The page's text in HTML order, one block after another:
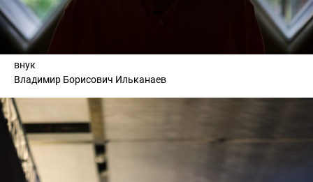
внук
Владимир Борисович Ильканаев